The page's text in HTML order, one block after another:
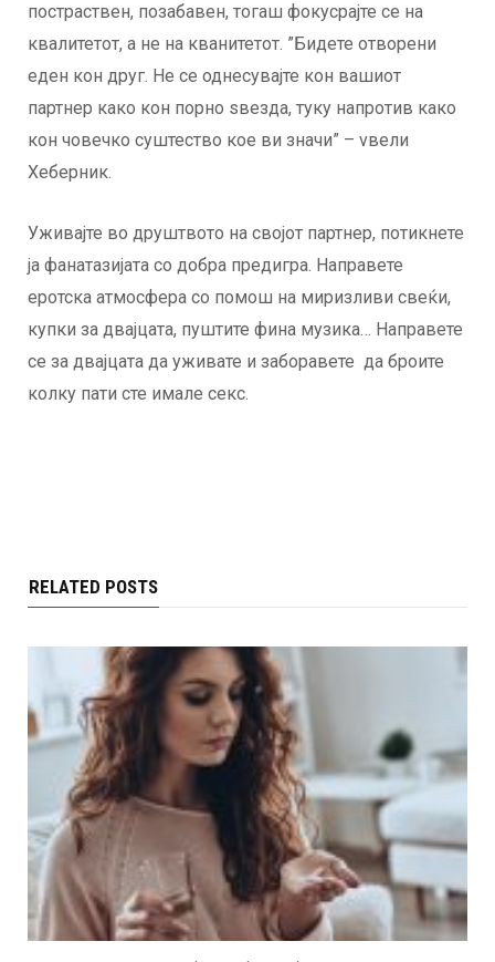
постраствен, позабавен, тогаш фокусрајте се на
квалитетот, а не на кванитетот. ”Бидете отворени
еден кон друг. Не се однесувајте кон вашиот
партнер како кон порно ѕвезда, туку напротив како
кон човечко суштество кое ви значи” – vвели
Хеберник.
Уживајте во друштвото на својот партнер, потикнете
ја фанатазијата со добра предигра. Направете
еротска атмосфера со помош на миризливи свеќи,
купки за двајцата, пуштите фина музика… Направете
се за двајцата да уживате и заборавете да броите
колку пати сте имале секс.
RELATED POSTS